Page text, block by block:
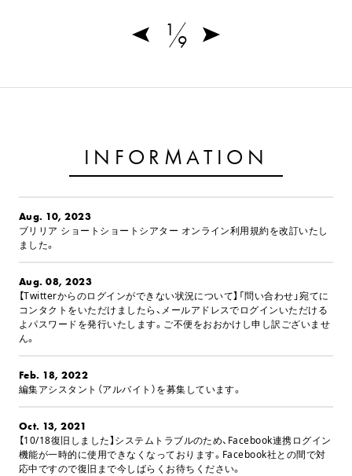
1
9
INFORMATION
Aug. 10, 2023
ブリリア ショートショートシアター オンライン利用規約を改訂いたし
ました。
Aug. 08, 2023
【Twitterからのログインができない状況について】「問い合わせ」宛てに
コンタクトをいただけましたら、メールアドレスでログインいただける
よパスワードを発行いたします。ご不便をおおかけし申し訳ございませ
ん。
Feb. 18, 2022
編集アシスタント（アルバイト）を募集しています。
Oct. 13, 2021
【10/18復旧しました】システムトラブルのため、Facebook連携ログイン
機能が一時的に使用できなくなっております。Facebook社との間で対
応中ですので復旧まで今しばらくお待ちください。